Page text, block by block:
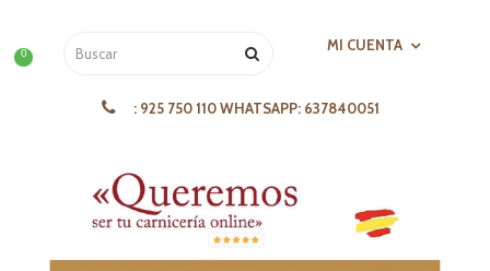
0 MI CUENTA
: 925 750 110 WHATSAPP: 637840051